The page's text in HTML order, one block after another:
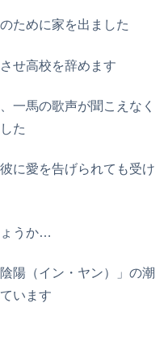
ために家を出ました
せ高校を辞めます
一馬の歌声が聞こえなく
た
に愛を告げられても受け
ょうか…
陽（イン・ヤン）」の潮
います